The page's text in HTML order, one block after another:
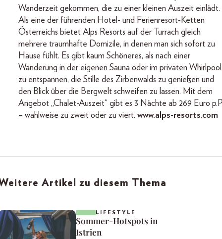
Wanderzeit gekommen, die zu einer kleinen Auszeit einlädt.
Als eine der führenden Hotel- und Ferienresort-Ketten
Österreichs bietet Alps Resorts auf der Turrach gleich
mehrere traumhafte Domizile, in denen man sich sofort zu
Hause fühlt. Es gibt kaum Schöneres, als nach einer
Wanderung in der eigenen Sauna oder im privaten Whirlpool
zu entspannen, die Stille des Zirbenwalds zu genießen und
den Blick über die Bergwelt schweifen zu lassen. Mit dem
Angebot „Chalet-Auszeit“ gibt es 3 Nächte ab 269 Euro
– wahlweise zu zweit oder zu viert. www.alps-resorts.com
Artikel zu diesem Thema
LIFESTYLE
Sommer-Hotspots in
Istrien